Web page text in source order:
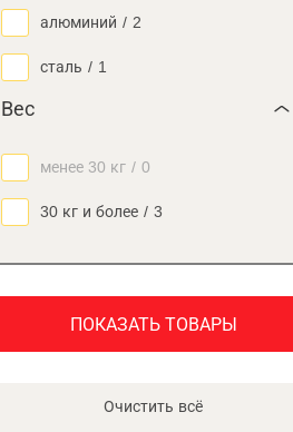
алюминий / 2
сталь / 1
Вес
менее 30 кг / 0
30 кг и более / 3
ПОКАЗАТЬ ТОВАРЫ
Очистить всё